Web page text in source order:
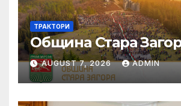
ТРАКТОРИ
Община Стара
AUGUST 7, 2026 ADMIN